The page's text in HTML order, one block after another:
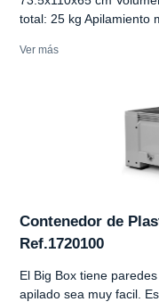
total: 25 kg Apilamiento
Ver más
Contenedor de
Ref.1720100
El Big Box tiene
apilado sea muy facil.